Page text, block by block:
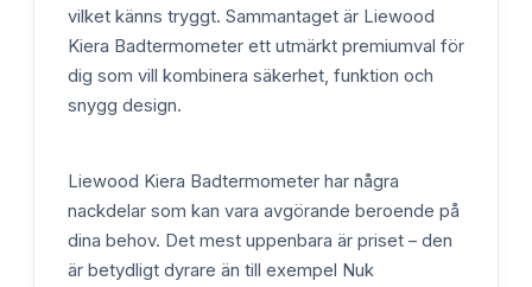
vilket känns tryggt. Sammantaget är Liewood
Kiera Badtermometer ett utmärkt premiumval för
dig som vill kombinera säkerhet, funktion och
snygg design.
Liewood Kiera Badtermometer har några
nackdelar som kan vara avgörande beroende på
dina behov. Det mest uppenbara är priset – den
är betydligt dyrare än till exempel Nuk